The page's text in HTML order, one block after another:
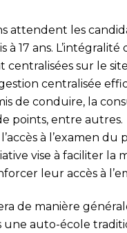
attendent les
à 17 ans.
centralisées sur le site
centralisée
de conduire, la
points, entre autres.
à l’examen
vise à faciliter
leur accès à
de manière
une auto-école